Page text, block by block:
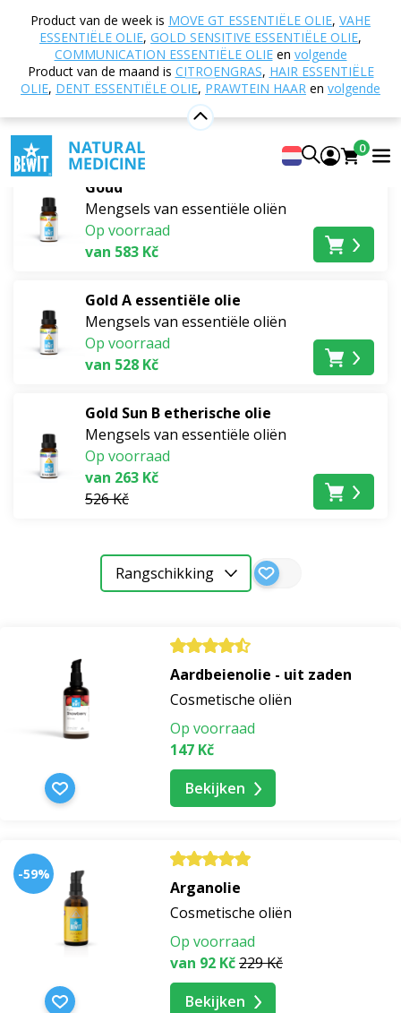
Product van de week is MOVE GT ESSENTIËLE OLIE, VAHE
ESSENTIËLE OLIE, GOLD SENSITIVE ESSENTIËLE OLIE,
COMMUNICATION ESSENTIËLE OLIEen volgende
Product van de maand is CITROENGRAS, HAIR ESSENTIËLE
OLIE, DENT ESSENTIËLE OLIE, PRAWTEIN HAAR en volgende
0
E-shop
Mogelijke ondersteuning bij
Natuurlijke schoonheidsverzorging
Huidvernieuwing en verzorging
Huidvernieuwing en verzorging
Bestsellers
Goud
Mengsels van essentiële oliën
Op voorraad
van 583 Kč
Gold A essentiële olie
Mengsels van essentiële oliën
Op voorraad
van 528 Kč
Gold Sun B etherische olie
Mengsels van essentiële oliën
Op voorraad
van 263 Kč
526 Kč
Rangschikking
Aardbeienolie - uit zaden
Cosmetische oliën
Op voorraad
147 Kč
Bekijken
-59%
Arganolie
Cosmetische oliën
Op voorraad
van 92 Kč229 Kč
Bekijken